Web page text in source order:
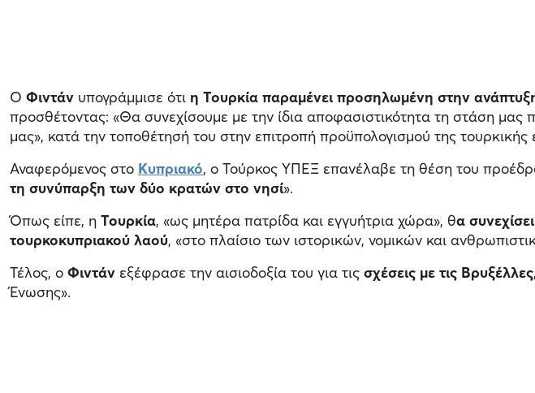
Ο Φιντάν υπογράμμισε ότι η Τουρκία παραμένει προσηλωμένη στην
προσθέτοντας: «Θα συνεχίσουμε με την ίδια αποφασιστικότητα τη στάση
μας», κατά την τοποθέτησή του στην επιτροπή προϋπολογισμού της τουρκικής
Αναφερόμενος στο Κυπριακό, ο Τούρκος ΥΠΕΞ επανέλαβε τη θέση του
τη συνύπαρξη των δύο κρατών στο νησί».
Όπως είπε, η Τουρκία, «ως μητέρα πατρίδα και εγγυήτρια χώρα», θα
τουρκοκυπριακού λαού, «στο πλαίσιο των ιστορικών, νομικών και
Τέλος, ο Φιντάν εξέφρασε την αισιοδοξία του για τις σχέσεις με τις Βρυξέλλες
Ένωσης».